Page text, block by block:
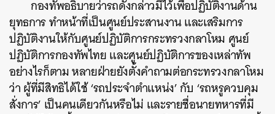
กองทัพอธิบายว่ารถดังกล่าวมีไว้เพื่อปฏิบัติงานด้าน
ยุทธการ ทำหน้าที่เป็นศูนย์ประสานงาน และเสริมการ
ปฏิบัติงานให้กับศูนย์ปฏิบัติการกระทรวงกลาโหม ศูนย์
ปฏิบัติการกองทัพไทย และศูนย์ปฏิบัติการของเหล่าทัพ
อย่างไรก็ตาม หลายฝ่ายยังตั้งคำถามต่อกระทรวงกลาโหม
ว่า ผู้ที่มีสิทธิได้ใช้ ‘รถประจำตำแหน่ง’ กับ ‘รถหรูควบคุม
สั่งการ’ เป็นคนเดียวกันหรือไม่ และรายชื่อนายทหารที่มี